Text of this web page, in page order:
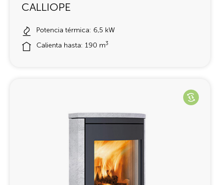
CALLIOPE
Potencia térmica: 6,5 kW
Calienta hasta: 190 m3